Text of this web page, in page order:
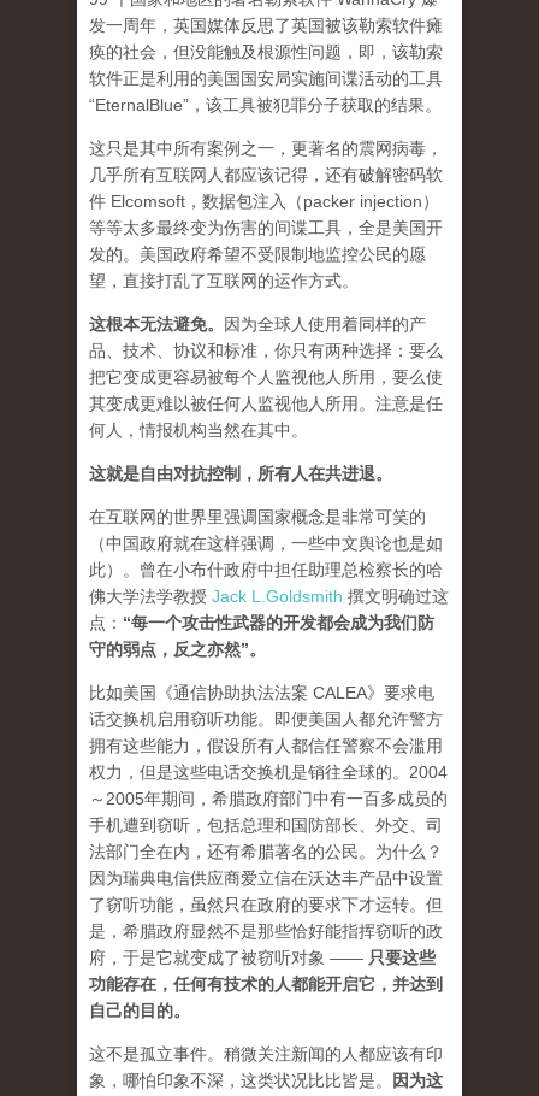
发一周年，英国媒体反思了英国被该勒索软件瘫
痪的社会，但没能触及根源性问题，即，该勒索
软件正是利用的美国国安局实施间谍活动的工具
“EternalBlue”，该工具被犯罪分子获取的结果。
这只是其中所有案例之一，更著名的震网病毒，
几乎所有互联网人都应该记得，还有破解密码软
件 Elcomsoft，数据包注入（packer injection）
等等太多最终变为伤害的间谍工具，全是美国开
发的。美国政府希望不受限制地监控公民的愿
望，直接打乱了互联网的运作方式。
这根本无法避免。
因为全球人使用着同样的产
品、技术、协议和标准，你只有两种选择：要么
把它变成更容易被每个人监视他人所用，要么使
其变成更难以被任何人监视他人所用。注意是任
何人 ，情报机构当然在其中。
这就是自由对抗控制，所有人在共进退。
在互联网的世界里强调国家概念是非常可笑的
（中国政府就在这样强调，一些中文舆论也是如
此）。曾在小布什政府中担任助理总检察长的哈
佛大学法学教授 Jack L.Goldsmith 撰文明确过这
点： “每一个攻击性武器的开发都会成为我们防
守的弱点，反之亦然”。
比如美国《通信协助执法法案 CALEA》要求电
话交换机启用窃听功能。即便美国人都允许警方
拥有这些能力，假设所有人都信任警察不会滥用
权力，但是这些电话交换机是销往全球的。2004
～2005年期间，希腊政府部门中有一百多成员的
手机遭到窃听，包括总理和国防部长、外交、司
法部门全在内，还有希腊著名的公民。为什么？
因为瑞典电信供应商爱立信在沃达丰产品中设置
了窃听功能，虽然只在政府的要求下才运转。但
是，希腊政府显然不是那些恰好能指挥窃听的政
府，于是它就变成了被窃听对象 —— 只要这些
功能存在，任何有技术的人都能开启它，并达到
自己的目的。
这不是孤立事件。稍微关注新闻的人都应该有印
象，哪怕印象不深，这类状况比比皆是。
因为这